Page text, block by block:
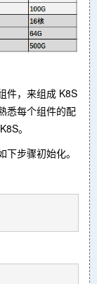
件，来组成 K8S
悉每个组件的配
。
步骤初始化。